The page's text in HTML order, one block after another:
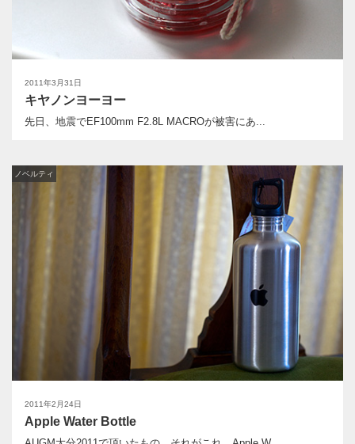
2011年3月31日
キヤノンヨーヨー
先日、地震でEF100mm F2.8L MACROが被害にあ...
2011年2月24日
ノベルティ
Apple Water Bottle